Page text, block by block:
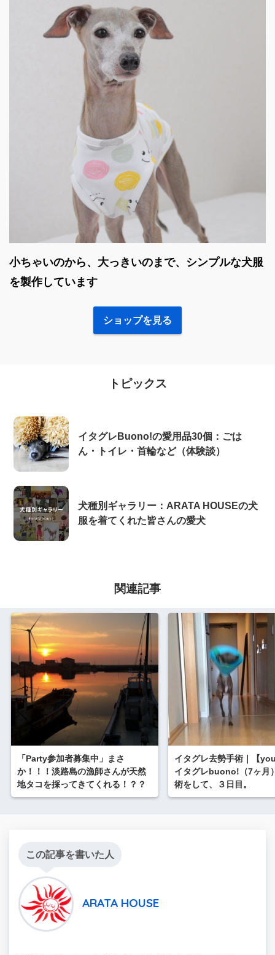
小ちゃいのから、大っきいのまで、シンプルな犬服
を製作しています
ショップを見る
トピックス
イタグレBuono!の愛用品30個：ごは
ん・トイレ・首輪など（体験談）
犬種別ギャラリー：ARATA HOUSEの犬
服を着てくれた皆さんの愛犬
関連記事
「Party参加者募集中」まさ
か！！！淡路島の漁師さんが天然
地タコを採ってきてくれる！？？
イタグレ去勢手術｜【
イタグレbuono!（7ヶ月
術をして、３日目。
この記事を書いた人
ARATA HOUSE